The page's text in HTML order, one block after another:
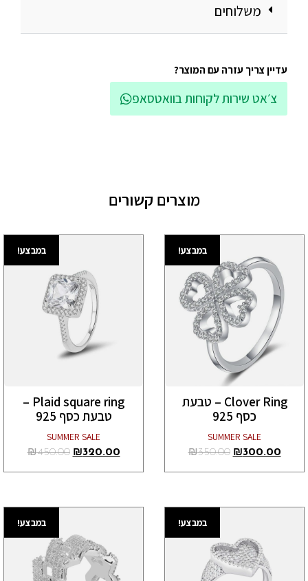
משלוחים
עדיין צריך עזרה עם המוצר?
צ׳אט שירות לקוחות בוואטסאפ
מוצרים קשורים
במבצע!
Clover Ring – טבעת
כסף 925
SUMMER SALE
₪300.00
₪350.00
במבצע!
Plaid square ring –
טבעת כסף 925
SUMMER SALE
₪320.00
₪450.00
במבצע! במבצע!